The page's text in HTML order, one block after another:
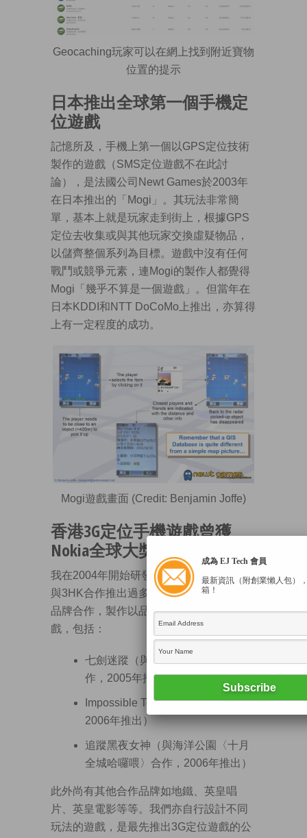
Geocaching玩家可以在網上找到附近寶物
位置的提示
日本推出全球第一個手機定
位遊戲
記憶所及，手機上第一個以GPS定位技術
製作的遊戲（SMS定位遊戲不在此討
論），是法國公司Newt Games於2003年
在日本推出的「Mogi」。其玩法非常簡
單，基本上就是玩家走到街上，根據GPS
定位去收集或與其他玩家交換虛疑物品，
以儲齊整個系列為目標。遊戲中沒有任何
戰鬥或競爭元素，連Mogi的製作人都覺得
Mogi「幾乎不算是一個遊戲」。但當年在
日本KDDI和NTT DoCoMo上推出，亦算得
上有一定程度的成功。
Mogi遊戲畫面 (Credit: Benjamin Joffe)
香港3G定位手機遊戲曾獲
Nokia全球大獎
我在2004年開始研發在3G手機定位遊戲，
與3HK合作推出過多個產品，後來亦有和
品牌合作，製作以品牌為主題的定位遊
戲，包括：
七劍迷蹤（與徐克電影〈七劍〉合
作，2005年推出）
Impossible Team（與adidas合作，
2006年推出）
追蹤黑夜女神（與海洋公園〈十月
全城哈囉喂〉合作，2006年推出）
此外尚有其他合作品牌如地鐵、英皇唱
片、英皇電影等等。我們亦自行設計不同
玩法的遊戲，是最先推出3G定位遊戲的公
成為 EJ Tech 會員
最新資訊（附創業懶人包）
箱！